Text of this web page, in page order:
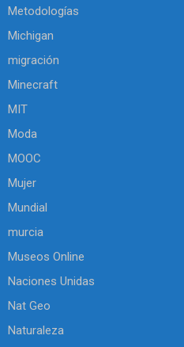
Metodologías
Michigan
migración
Minecraft
MIT
Moda
MOOC
Mujer
Mundial
murcia
Museos Online
Naciones Unidas
Nat Geo
Naturaleza